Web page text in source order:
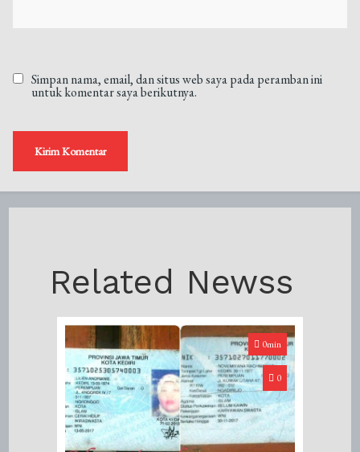
Simpan nama, email, dan situs web saya pada peramban ini
untuk komentar saya berikutnya.
Related Newss
0min
0